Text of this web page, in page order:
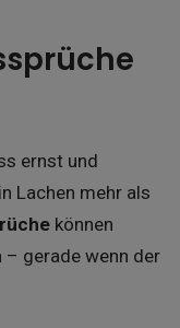
ernst und
Lachen mehr als
können
gerade wenn der